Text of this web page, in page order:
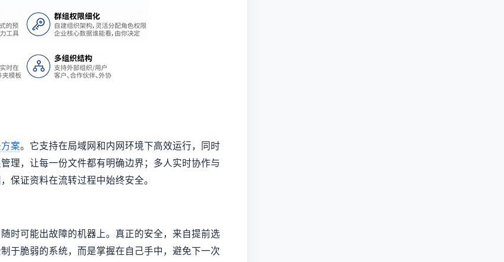
案。它支持在局域网和内网环境下高效运行，同时
理，让每一份文件都有明确边界；多人实时协作与
保证资料在流转过程中始终安全。
时可能出故障的机器上。真正的安全，来自提前选
于脆弱的系统，而是掌握在自己手中，避免下一次